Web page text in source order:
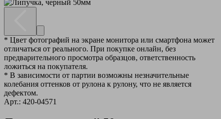
* Цвет фотографий на экране монитора или смартфона может
отличаться от реального. При покупке онлайн, без
предварительного просмотра образцов, ответственность
ложиться на покупателя.
* В зависимости от партии возможны незначительные
колебания оттенков от рулона к рулону, что не является
дефектом.
Арт.: 420-04571